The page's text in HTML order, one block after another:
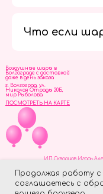
Продолжая работу
соглашаетесь с
Что если
Воздушные шары в
Волгограде с доставкой
даже в день заказа
г. Волгоград, ул.
Николая Отрады 20Б,
мир Рыболова
ПОСМОТРЕТЬ НА КАРТЕ
ИП Скворцов Игорь